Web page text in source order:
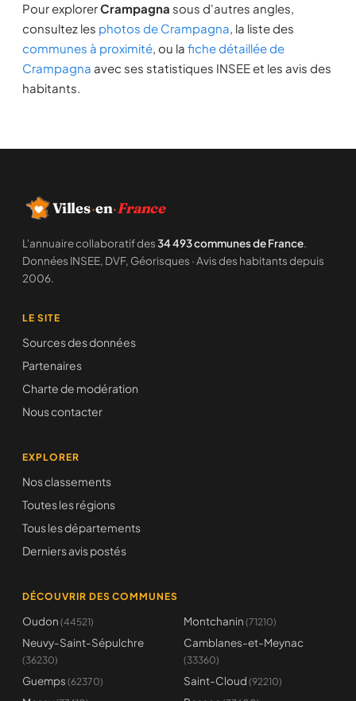
Pour explorerCrampagna sous d'autres angles,
consultez les photos de Crampagna, la liste des
communes à proximité, ou la fiche détaillée de
Crampagna avec ses statistiques INSEE et les avis des
habitants.
Villes·en·France
L'annuaire collaboratif des34 493 communes de France.
Données INSEE, DVF, Géorisques · Avis des habitants depuis
2006.
LE SITE
Sources des données
Partenaires
Charte de modération
Nous contacter
EXPLORER
Nos classements
Toutes les régions
Tous les départements
Derniers avis postés
DÉCOUVRIR DES COMMUNES
Oudon (44521) Montchanin (71210)
Neuvy-Saint-Sépulchre
(36230)
Camblanes-et-Meynac
(33360)
Guemps (62370) Saint-Cloud (92210)